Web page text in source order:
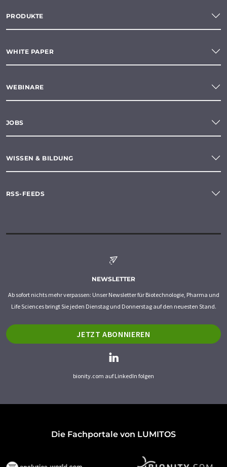
PRODUKTE
WHITE PAPER
WEBINARE
JOBS
WISSEN & BILDUNG
RSS-FEEDS
NEWSLETTER
Ab sofort nichts mehr verpassen: Unser Newsletter für Biotechnologie, Pharma und
Life Sciences bringt Sie jeden Dienstag und Donnerstag auf den neuesten Stand.
JETZT ABONNIEREN
bionity.com auf LinkedIn folgen
Die Fachportale von LUMITOS